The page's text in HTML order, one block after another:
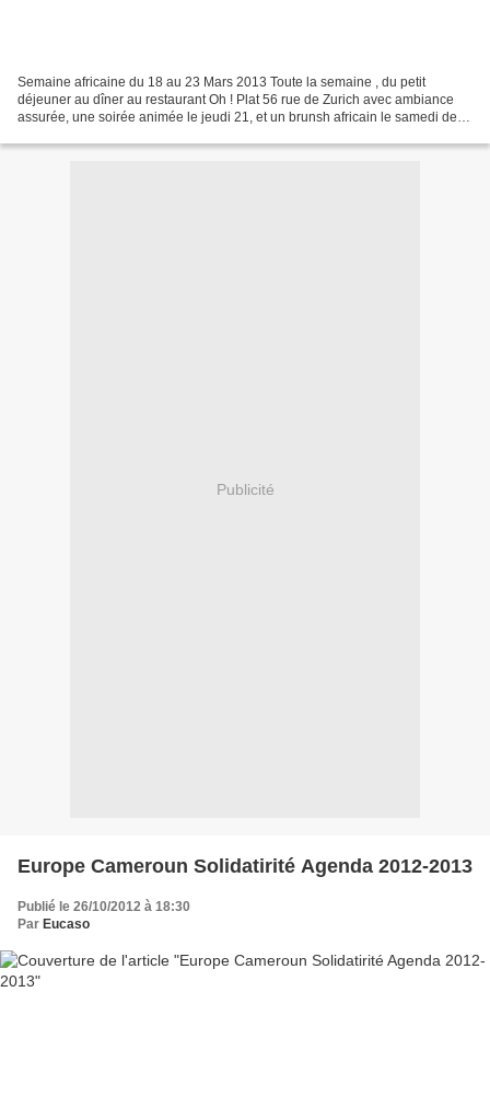
Semaine africaine du 18 au 23 Mars 2013 Toute la semaine , du petit
déjeuner au dîner au restaurant Oh ! Plat 56 rue de Zurich avec ambiance
assurée, une soirée animée le jeudi 21, et un brunsh africain le samedi de
Publicité
Europe Cameroun Solidatirité Agenda 2012-2013
Publié le 26/10/2012 à 18:30
Par Eucaso